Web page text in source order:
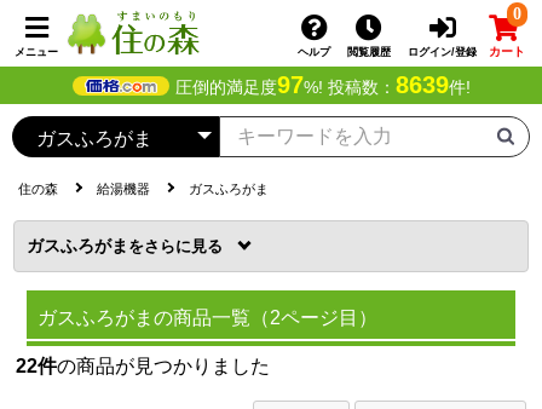
メニュー ヘルプ 閲覧履歴 ログイン/登録
0
カート
圧倒的満足度97%! 投稿数： 8639件!
住の森 給湯機器 ガスふろがま
ガスふろがま を
ガスふろがまの商品一覧（2ページ目）
22件の商品が見つかりました